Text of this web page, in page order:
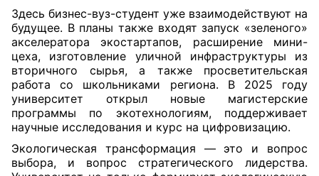
Здесь бизнес-вуз-студент уже взаимодействуют на
будущее. В планы также входят запуск «зеленого»
акселератора экостартапов, расширение мини-
цеха, изготовление уличной инфраструктуры из
вторичного сырья, а также просветительская
работа со школьниками региона. В 2025 году
университет открыл новые магистерские
программы по экотехнологиям, поддерживает
научные исследования и курс на цифровизацию.
Экологическая трансформация — это и вопрос
выбора, и вопрос стратегического лидерства.